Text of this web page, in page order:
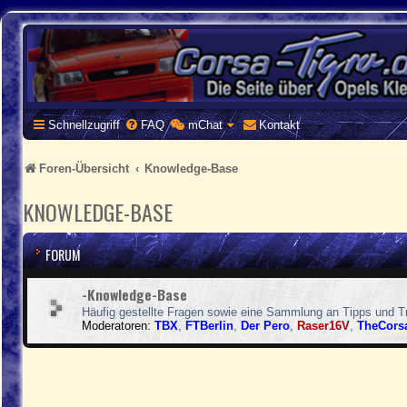
CORSA-TIGRA.DE
Homepage und Forum rund um Opel Corsa und Tigra
Schnellzugriff FAQ mChat Kontakt
Foren-Übersicht Knowledge-Base
KNOWLEDGE-BASE
FORUM
-Knowledge-Base
Häufig gestellte Fragen sowie eine Sammlung an Tipps und
Moderatoren: TBX, FTBerlin, Der Pero, Raser16V,